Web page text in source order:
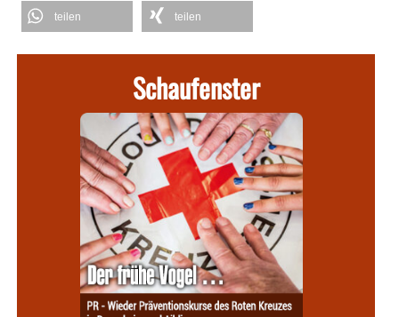
teilen teilen
Schaufenster